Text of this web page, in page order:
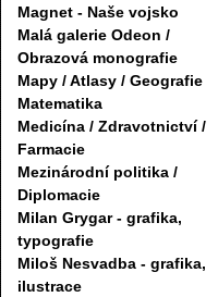
Magnet - Naše vojsko
Malá galerie Odeon /
Obrazová monografie
Mapy / Atlasy / Geografie
Matematika
Medicína / Zdravotnictví /
Farmacie
Mezinárodní politika /
Diplomacie
Milan Grygar - grafika,
typografie
Miloš Nesvadba - grafika,
ilustrace